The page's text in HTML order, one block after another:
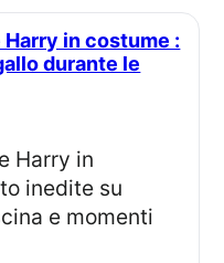
durante le
inedite su
e momenti